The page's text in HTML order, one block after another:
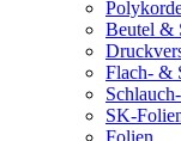
Beutel &
Flach- &
SK-